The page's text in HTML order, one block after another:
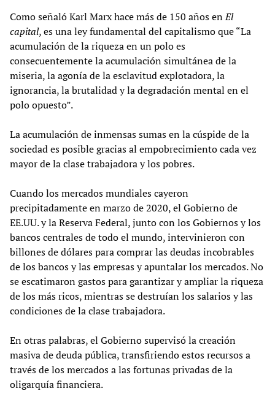
Como señaló Karl Marx hace más de 150 años enEl
capital, es una ley fundamental del capitalismo que “La
acumulación de la riqueza en un polo es
consecuentemente la acumulación simultánea de la
miseria, la agonía de la esclavitud explotadora, la
ignorancia, la brutalidad y la degradación mental en el
polo opuesto”.
La acumulación de inmensas sumas en la cúspide de la
sociedad es posible gracias al empobrecimiento cada vez
mayor de la clase trabajadora y los pobres.
Cuando los mercados mundiales cayeron
precipitadamente en marzo de 2020, el Gobierno de
EE.UU. y la Reserva Federal, junto con los Gobiernos y los
bancos centrales de todo el mundo, intervinieron con
billones de dólares para comprar las deudas incobrables
de los bancos y las empresas y apuntalar los mercados. No
se escatimaron gastos para garantizar y ampliar la riqueza
de los más ricos, mientras se destruían los salarios y las
condiciones de la clase trabajadora.
En otras palabras, el Gobierno supervisó la creación
masiva de deuda pública, transfiriendo estos recursos a
través de los mercados a las fortunas privadas de la
oligarquía financiera.